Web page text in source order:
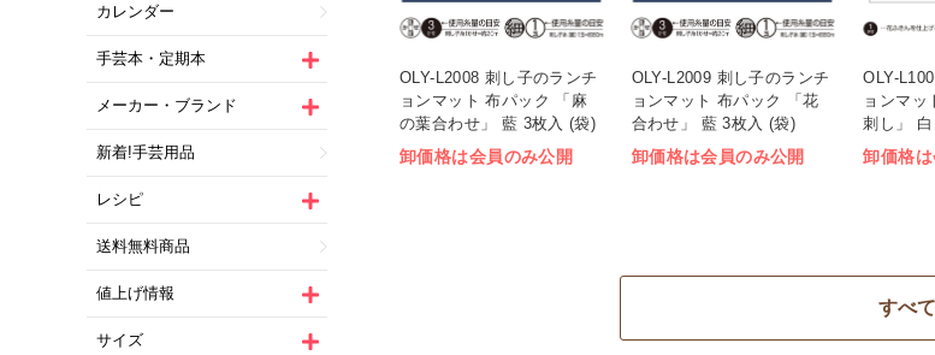
カレンダー
手芸本・定期本
メーカー・ブランド
新着!手芸用品
レシピ
送料無料商品
値上げ情報
サイズ
OLY-L2008 刺し子のランチ
ョンマット 布パック 「麻
の葉合わせ」 藍 3枚入 (袋)
卸価格は会員のみ公開
OLY-L2009 刺し子のランチ
ョンマット 布パック 「花
合わせ」 藍 3枚入 (袋)
卸価格は会員のみ公開
OLY-
ョンマッ
刺し」
卸価格
すべ